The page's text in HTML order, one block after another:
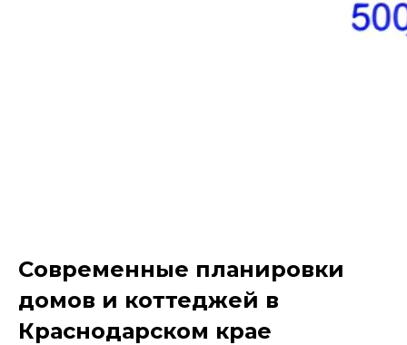
Современные планировки
домов и коттеджей в
Краснодарском крае